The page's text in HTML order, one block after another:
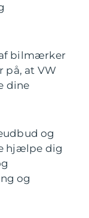
af bilmærker
på, at VW
dine
og
hjælpe dig
og